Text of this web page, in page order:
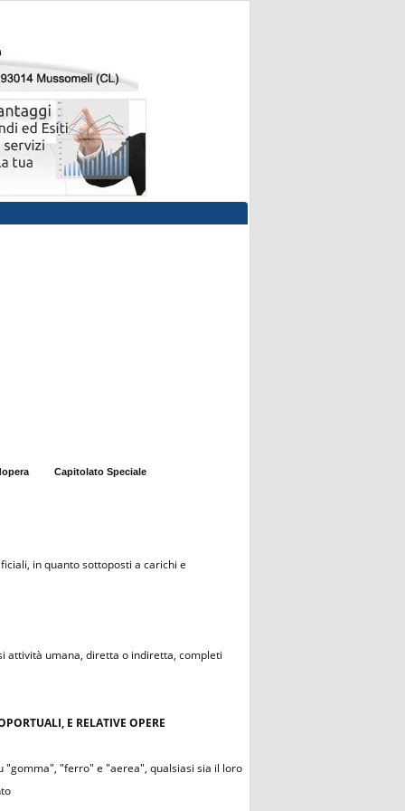
Capitolato Speciale
in quanto sottoposti a carichi e
attività umana, diretta o indiretta, completi
E RELATIVE OPERE
"gomma", "ferro" e "aerea", qualsiasi sia il loro